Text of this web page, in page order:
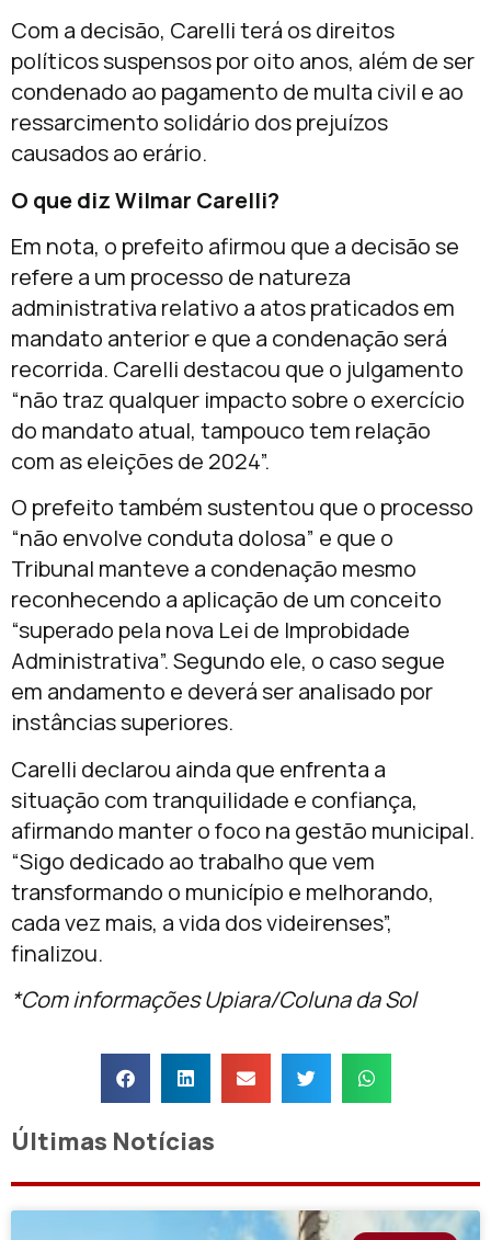
Com a decisão, Carelli terá os direitos
políticos suspensos por oito anos, além de ser
condenado ao pagamento de multa civil e ao
ressarcimento solidário dos prejuízos
causados ao erário.
O que diz Wilmar Carelli?
Em nota, o prefeito afirmou que a decisão se
refere a um processo de natureza
administrativa relativo a atos praticados em
mandato anterior e que a condenação será
recorrida. Carelli destacou que o julgamento
“não traz qualquer impacto sobre o exercício
do mandato atual, tampouco tem relação
com as eleições de 2024”.
O prefeito também sustentou que o processo
“não envolve conduta dolosa” e que o
Tribunal manteve a condenação mesmo
reconhecendo a aplicação de um conceito
“superado pela nova Lei de Improbidade
Administrativa”. Segundo ele, o caso segue
em andamento e deverá ser analisado por
instâncias superiores.
Carelli declarou ainda que enfrenta a
situação com tranquilidade e confiança,
afirmando manter o foco na gestão municipal.
“Sigo dedicado ao trabalho que vem
transformando o município e melhorando,
cada vez mais, a vida dos videirenses”,
finalizou.
*Com informações Upiara/Coluna da Sol
Últimas Notícias